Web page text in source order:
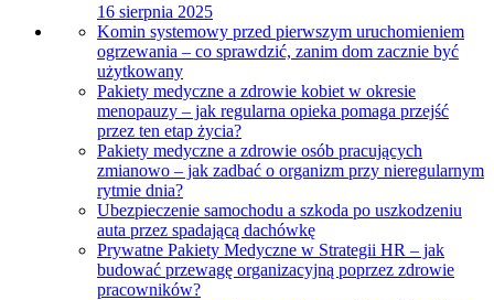
16 sierpnia 2025
Komin systemowy przed pierwszym uruchomieniem
ogrzewania – co sprawdzić, zanim dom zacznie być
użytkowany
Pakiety medyczne a zdrowie kobiet w okresie
menopauzy – jak regularna opieka pomaga przejść
przez ten etap życia?
Pakiety medyczne a zdrowie osób pracujących
zmianowo – jak zadbać o organizm przy nieregularnym
rytmie dnia?
Ubezpieczenie samochodu a szkoda po uszkodzeniu
auta przez spadającą dachówkę
Prywatne Pakiety Medyczne w Strategii HR – jak
budować przewagę organizacyjną poprzez zdrowie
pracowników?